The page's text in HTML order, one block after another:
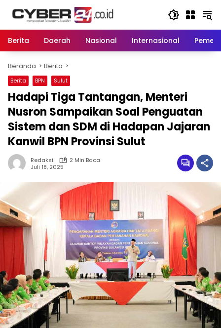
Berita
Daerah Nasional Internasional
Beranda Berita
Berita BPN Sulut
Hadapi Tiga Tantangan, Menteri
Nusron Sampaikan Soal Penguatan
Sistem dan SDM di Hadapan Jajaran
Kanwil BPN Provinsi Sulut
Redaksi
2 Min Baca
Juli 18, 2025